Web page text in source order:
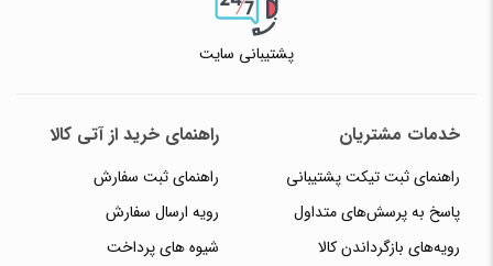
پشتیبانی سایت
خدمات مشتریان
راهنمای ثبت تیکت پشتیبانی
پاسخ به پرسش‌های متداول
رویه‌های بازگرداندن کالا
راهنمای خرید از آتی کالا
راهنمای ثبت سفارش
رویه ارسال سفارش
شیوه های پرداخت